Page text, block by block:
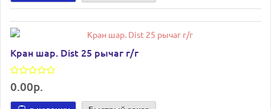
Кран шар. Dist 25 рычаг г/г
0.00р.